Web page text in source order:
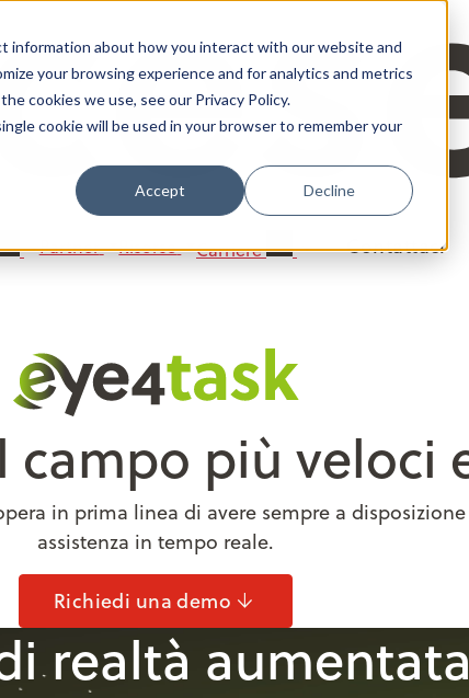
information about how you interact with our website and
your browsing experience and for analytics and metrics
cookies we use, see our Privacy Policy.
cookie will be used in your browser to remember your
Accept Decline
Menu Principale
Partner Risorse Carriere
Contattaci
più veloci
in prima linea di avere sempre a
assistenza in tempo reale.
Richiedi una demo arrow_downward
realtà